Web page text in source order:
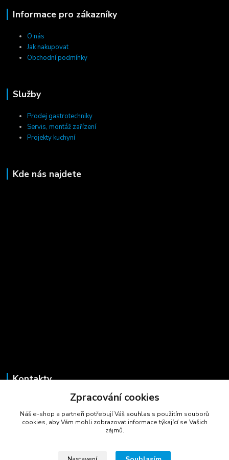
Informace pro zákazníky
O nás
Jak nakupovat
Obchodní podmínky
Služby
Prodej gastrotechniky
Servis, montáž zařízení
Projekty kuchyní
Kde nás najdete
Kontakty
+420 723 725 881
(Po-Pá, 8-16 hod.)
Zpracování cookies
Náš e-shop a partneři potřebují Váš souhlas s použitím souborů
cookies, aby Vám mohli zobrazovat informace týkající se Vašich
zájmů.